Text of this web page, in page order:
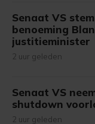
Senaat VS
benoeming
justitieminister
2 uur geleden
Senaat VS
shutdown
2 uur geleden